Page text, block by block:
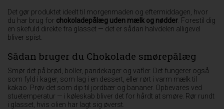
Det gør produktet ideelt til morgenmaden og eftermiddagen, hvor
du har brug for chokoladepålæg uden mælk og nødder . Forestil dig
en skefuld direkte fra glasset — det er sådan halvdelen alligevel
bliver spist.
Sådan bruger du Chokolade smørepålæg
Smør det på brød, boller, pandekager og vafler. Det fungerer også
som fyld i kager, som lag i en dessert, eller rørt i varm mælk til
kakao. Prøv det som dip til jordbær og bananer. Opbevares ved
stuetemperatur — i køleskab bliver det for hårdt at smøre. Rør rundt
i glasset, hvis olien har lagt sig øverst.